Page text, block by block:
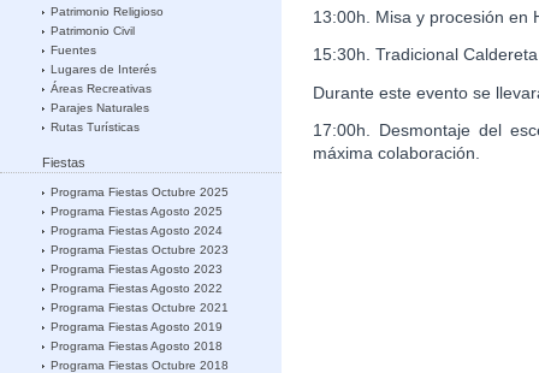
Patrimonio Religioso
Patrimonio Civil
Fuentes
Lugares de Interés
Áreas Recreativas
Parajes Naturales
Rutas Turísticas
Fiestas
Programa Fiestas Octubre 2025
Programa Fiestas Agosto 2025
Programa Fiestas Agosto 2024
Programa Fiestas Octubre 2023
Programa Fiestas Agosto 2023
Programa Fiestas Agosto 2022
Programa Fiestas Octubre 2021
Programa Fiestas Agosto 2019
Programa Fiestas Agosto 2018
Programa Fiestas Octubre 2018
13:00h. Misa y procesión en
15:30h. Tradicional
Durante este evento se
17:00h. Desmontaje del
máxima colaboración.